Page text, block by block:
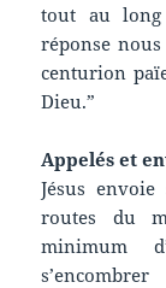
tout au long
réponse
centurion
Dieu.”
Appelés et
Jésus
routes du
minimum